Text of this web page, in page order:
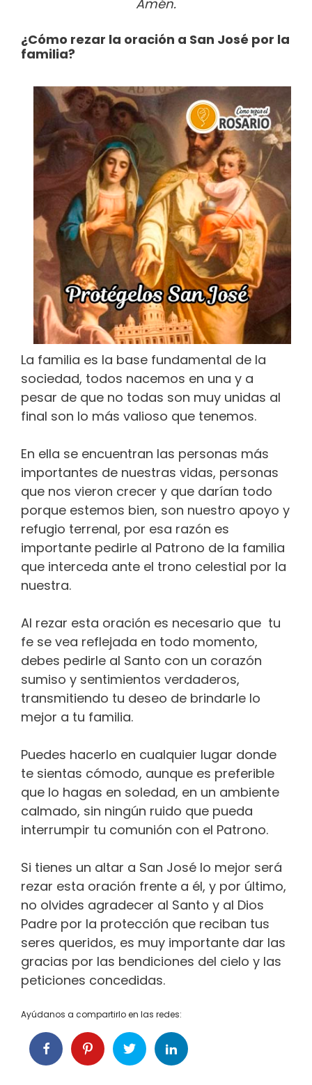
Amén.
¿Cómo rezar la oración a San José por la
familia?
La familia es la base fundamental de la
sociedad, todos nacemos en una y a
pesar de que no todas son muy unidas al
final son lo más valioso que tenemos.
En ella se encuentran las personas más
importantes de nuestras vidas, personas
que nos vieron crecer y que darían todo
porque estemos bien, son nuestro apoyo y
refugio terrenal, por esa razón es
importante pedirle al Patrono de la familia
que interceda ante el trono celestial por la
nuestra.
Al rezar esta oración es necesario que tu
fe se vea reflejada en todo momento,
debes pedirle al Santo con un corazón
sumiso y sentimientos verdaderos,
transmitiendo tu deseo de brindarle lo
mejor a tu familia.
Puedes hacerlo en cualquier lugar donde
te sientas cómodo, aunque es preferible
que lo hagas en soledad, en un ambiente
calmado, sin ningún ruido que pueda
interrumpir tu comunión con el Patrono.
Si tienes un altar a San José lo mejor será
rezar esta oración frente a él, y por último,
no olvides agradecer al Santo y al Dios
Padre por la protección que reciban tus
seres queridos, es muy importante dar las
gracias por las bendiciones del cielo y las
peticiones concedidas.
Ayúdanos a compartirlo en las redes: